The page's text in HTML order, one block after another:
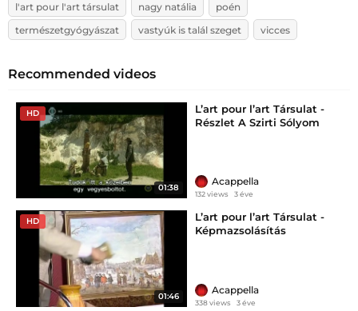
l'art pour l'art társulat
nagy natália
poén
természetgyógyászat
vastyúk is talál szeget vicces
Recommended videos
HD
01:38
L’art pour l’art Társulat -
Részlet A Szirti Sólyom
Acappella
132 views 3 éve
HD
01:46
L’art pour l’art Társulat -
Képmazsolásítás
Acappella
338 views 3 éve